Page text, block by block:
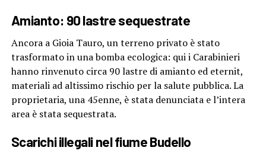
Amianto: 90 lastre sequestrate
Ancora a Gioia Tauro, un terreno privato è stato
trasformato in una bomba ecologica: qui i Carabinieri
hanno rinvenuto circa 90 lastre di amianto ed eternit,
materiali ad altissimo rischio per la salute pubblica. La
proprietaria, una 45enne, è stata denunciata e l’intera
area è stata sequestrata.
Scarichi illegali nel fiume Budello